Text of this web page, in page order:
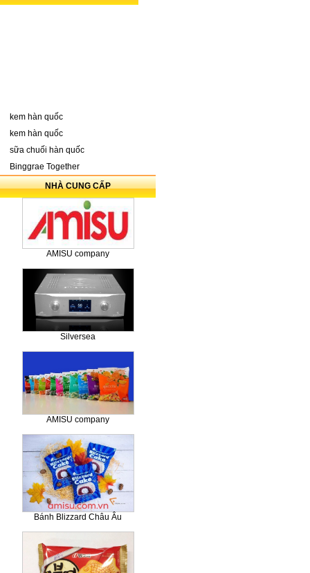
kem hàn quốc
kem hàn quốc
sữa chuối hàn quốc
Binggrae Together
NHÀ CUNG CẤP
AMISU company
Silversea
AMISU company
Bánh Blizzard Châu Âu